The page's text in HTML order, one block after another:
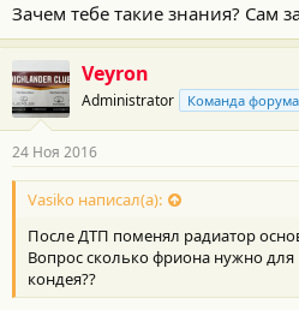
Зачем тебе такие знания? Сам
Veyron
Administrator Команда форума
24 Ноя 2016
Vasiko написал(а):
После ДТП поменял радиатор
Вопрос сколько фриона нужно для
кондея??